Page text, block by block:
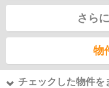
さら
物
チェックした物件を